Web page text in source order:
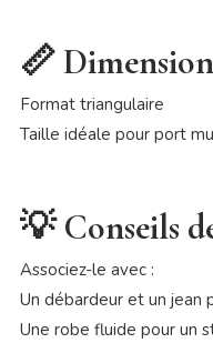
📏
Format triangulaire
Taille idéale pour port
💡 Conseils
Associez-le avec :
Un débardeur et un jean
Une robe fluide pour un